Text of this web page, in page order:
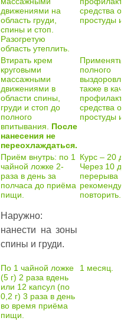
движениями на
область груди,
спины и стоп.
Разогретую
область утеплить.
средства от
простуды и
Втирать крем
круговыми
массажными
движениями в
области спины,
груди и стоп до
полного
впитывания. После
нанесения не
переохлаждаться.
Применять до
полного
также в
средства от
простуды и
Приём внутрь: по 1
чайной ложке 2-
раза в день за
полчаса до приёма
пищи.
Наружно:
нанести на зоны
спины и груди.
Курс – 20
Через 10 дней
перерыва
повторить.
По 1 чайной ложке
(5 г) 2 раза вдень
или 12 капсул (по
0,2 г) 3 раза в день
во время приёма
пищи.
1 месяц.